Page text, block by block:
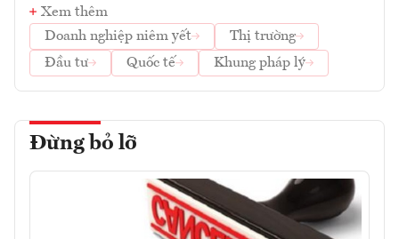
Xem thêm
Doanh nghiệp niêm yết
Thị trường
Đầu tư
Quốc tế Khung pháp lý
Đừng bỏ lỡ